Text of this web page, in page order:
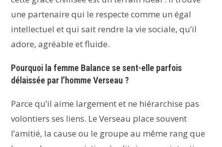
une partenaire qui le respecte comme un égal
intellectuel et qui sait rendre la vie sociale, qu’il
adore, agréable et fluide.
Pourquoi la femme Balance se sent-elle parfois
délaissée par l’homme Verseau ?
Parce qu’il aime largement et ne hiérarchise pas
volontiers ses liens. Le Verseau place souvent
l’amitié, la cause ou le groupe au même rang que